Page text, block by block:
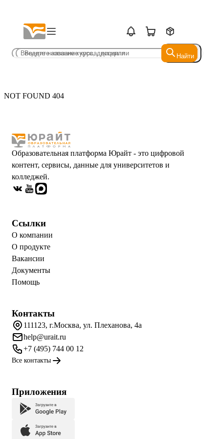
Найти
Найти
NOT FOUND 404
Образовательная платформа Юрайт - это цифровой
контент, сервисы, данные для университетов и
колледжей.
Ссылки
О компании
О продукте
Вакансии
Документы
Помощь
Контакты
111123, г.Москва, ул. Плеханова, 4а
help@urait.ru
+7 (495) 744 00 12
Все контакты
Приложения